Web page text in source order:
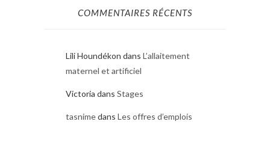
COMMENTAIRES RÉCENTS
Lili Houndékon dans L’allaitement
maternel et artificiel
Victoria dans Stages
tasnimedans Les offres d’emplois